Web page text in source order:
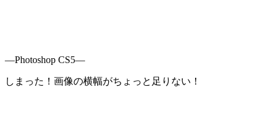
—Photoshop CS5—
しまった！画像の横幅がちょっと足りない！